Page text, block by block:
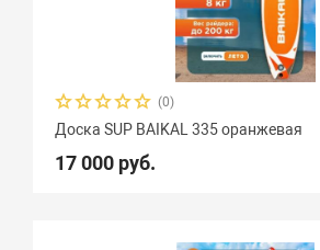
(0)
Доска SUP BAIKAL 335 оранжевая
17 000 руб.